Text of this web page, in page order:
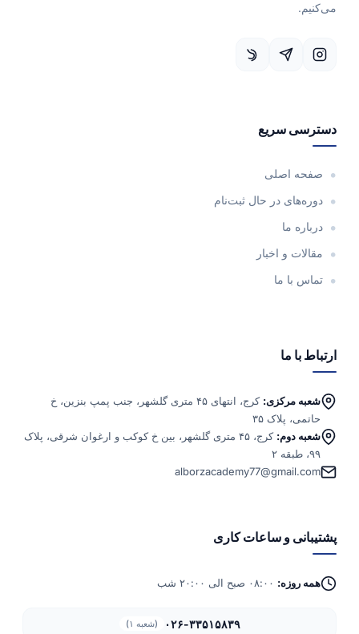
می‌کنیم.
دسترسی سریع
صفحه اصلی
دوره‌های در حال ثبت‌نام
درباره ما
مقالات و اخبار
تماس با ما
ارتباط با ما
شعبه مرکزی:
کرج، انتهای ۴۵ متری گلشهر، جنب پمپ بنزین، خ
حاتمی، پلاک ۳۵
شعبه دوم:
کرج، ۴۵ متری گلشهر، بین خ کوکب و ارغوان شرقی، پلاک
۹۹، طبقه ۲
alborzacademy77@gmail.com
پشتیبانی و ساعات کاری
همه روزه:
۰۲۶-۳۳۵۱۵۸۳۹ (شعبه ۱)